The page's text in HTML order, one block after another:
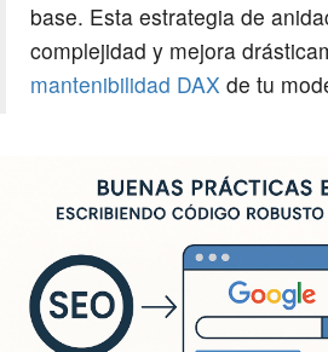
base. Esta estrategia de
complejidad y mejora
mantenibilidad DAX de tu